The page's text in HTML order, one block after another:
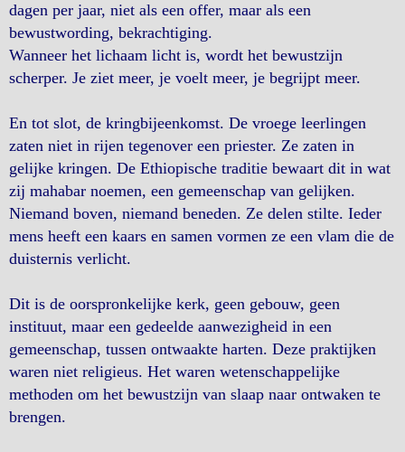
dagen per jaar, niet als een offer, maar als een
bewustwording, bekrachtiging.
Wanneer het lichaam licht is, wordt het bewustzijn
scherper. Je ziet meer, je voelt meer, je begrijpt meer.
En tot slot, de kringbijeenkomst. De vroege leerlingen
zaten niet in rijen tegenover een priester. Ze zaten in
gelijke kringen. De Ethiopische traditie bewaart dit in wat
zij mahabar noemen, een gemeenschap van gelijken.
Niemand boven, niemand beneden. Ze delen stilte. Ieder
mens heeft een kaars en samen vormen ze een vlam die de
duisternis verlicht.
Dit is de oorspronkelijke kerk, geen gebouw, geen
instituut, maar een gedeelde aanwezigheid in een
gemeenschap, tussen ontwaakte harten. Deze praktijken
waren niet religieus. Het waren wetenschappelijke
methoden om het bewustzijn van slaap naar ontwaken te
brengen.